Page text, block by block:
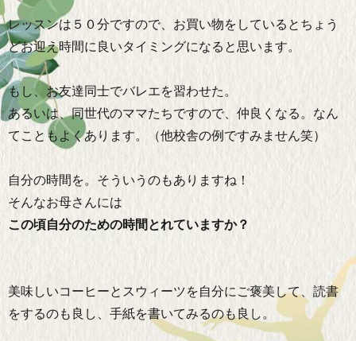
レッスンは５０分ですので、お買い物をしているとちょう
どお迎え時間に良いタイミングになると思います。
もし、お友達同士でバレエを習わせた。
あるいは、同世代のママたちですので、仲良くなる。なん
てこともよくあります。（他校舎の例ですみません笑）
自分の時間を。そういうのもありますね！
そんなお母さんには
この頃自分のための時間とれていますか？
美味しいコーヒーとスウィーツを自分にご褒美して、読書
をするのも良し、手紙を書いてみるのも良し。